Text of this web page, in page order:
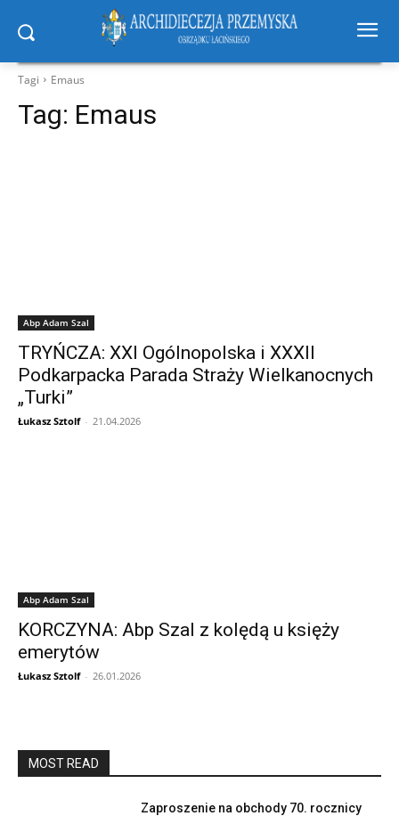
Tagi Emaus
Tag: Emaus
Abp Adam Szal
TRYŃCZA: XXI Ogólnopolska i XXXII
Podkarpacka Parada Straży Wielkanocnych
„Turki”
Łukasz Sztolf - 21.04.2026
Abp Adam Szal
KORCZYNA: Abp Szal z kolędą u księży
emerytów
Łukasz Sztolf - 26.01.2026
MOST READ
Zaproszenie na obchody 70. rocznicy